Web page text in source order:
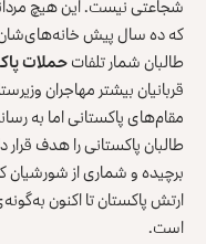
شجاعتی نیست. این هیچ
که ده سال پیش خانه‌های‌شان
طالبان شمار تلفاتحملات
قربانیان بیشتر مهاجران
مقام‌های پاکستانی اما به
طالبان پاکستانی را هدف
برچیده و شماری از
ارتش پاکستان تا اکنون
است.